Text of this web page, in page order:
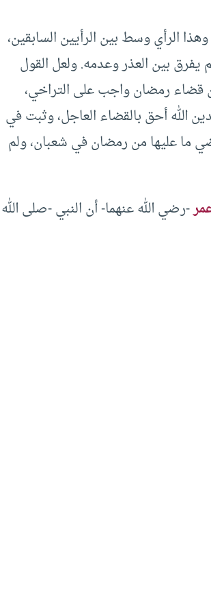
الرأي وسط بين الرأيين السابقين،
يفرق بين العذر وعدمه. ولعل القول
قضاء رمضان واجب على التراخي،
الله أحق بالقضاء العاجل، وثبت في
ما عليها من رمضان في شعبان، ولم
-رضي الله عنهما- أن النبي -صلى الله